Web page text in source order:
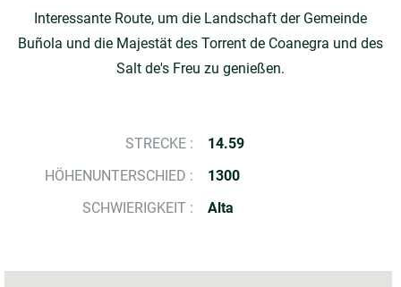
Interessante Route, um die Landschaft der Gemeinde
Buñola und die Majestät des Torrent de Coanegra und des
Salt de's Freu zu genießen.
STRECKE :
14.59
HÖHENUNTERSCHIED :
1300
SCHWIERIGKEIT :
Alta